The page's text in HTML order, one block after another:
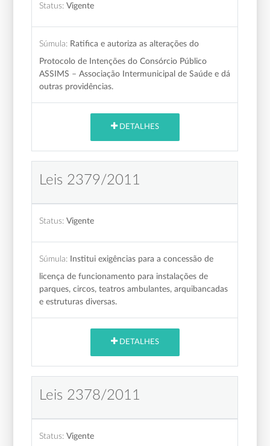
Status: Vigente
Súmula: Ratifica e autoriza as alterações do
Protocolo de Intenções do Consórcio Público
ASSIMS – Associação Intermunicipal de Saúde e dá
outras providências.
DETALHES
Leis 2379/2011
Status: Vigente
Súmula: Institui exigências para a concessão de
licença de funcionamento para instalações de
parques, circos, teatros ambulantes, arquibancadas
e estruturas diversas.
DETALHES
Leis 2378/2011
Status: Vigente